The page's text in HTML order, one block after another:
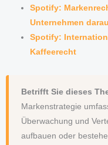
Spotify:
Unternehmen
Spotify:
Kaffeerecht
Betrifft Sie dieses
Markenstrategie
Überwachung und
aufbauen oder